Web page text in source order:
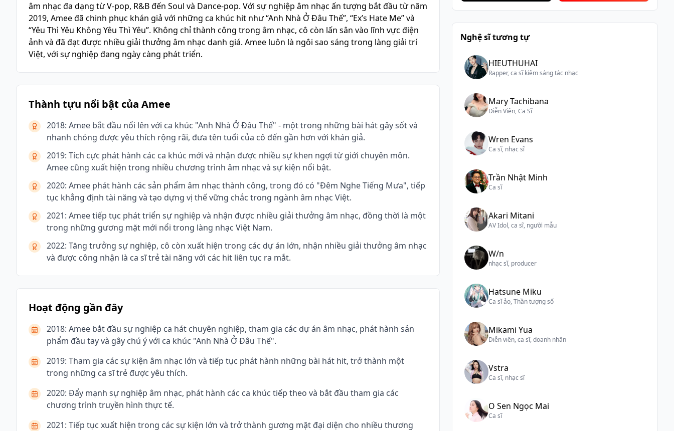
âm nhạc đa dạng từ V-pop, R&B đến Soul và Dance-pop. Với sự nghiệp âm nhạc ấn tượng bắt đầu từ năm
2019, Amee đã chinh phục khán giả với những ca khúc hit như “Anh Nhà Ở Đâu Thế”, “Ex’s Hate Me” và
“Yêu Thì Yêu Không Yêu Thì Yêu”. Không chỉ thành công trong âm nhạc, cô còn lấn sân vào lĩnh vực điện
ảnh và đã đạt được nhiều giải thưởng âm nhạc danh giá. Amee luôn là ngôi sao sáng trong làng giải trí
Việt, với sự nghiệp đang ngày càng phát triển.
Thành tựu nổi bật của Amee
2018: Amee bắt đầu nổi lên với ca khúc "Anh Nhà Ở Đâu Thế" - một trong những bài hát gây sốt và
nhanh chóng được yêu thích rộng rãi, đưa tên tuổi của cô đến gần hơn với khán giả.
2019: Tích cực phát hành các ca khúc mới và nhận được nhiều sự khen ngợi từ giới chuyên môn.
Amee cũng xuất hiện trong nhiều chương trình âm nhạc và sự kiện nổi bật.
2020: Amee phát hành các sản phẩm âm nhạc thành công, trong đó có "Đêm Nghe Tiếng Mưa", tiếp
tục khẳng định tài năng và tạo dựng vị thế vững chắc trong ngành âm nhạc Việt.
2021: Amee tiếp tục phát triển sự nghiệp và nhận được nhiều giải thưởng âm nhạc, đồng thời là một
trong những gương mặt mới nổi trong làng nhạc Việt Nam.
2022: Tăng trưởng sự nghiệp, cô còn xuất hiện trong các dự án lớn, nhận nhiều giải thưởng âm nhạc
và được công nhận là ca sĩ trẻ tài năng với các hit liên tục ra mắt.
Hoạt động gần đây
2018: Amee bắt đầu sự nghiệp ca hát chuyên nghiệp, tham gia các dự án âm nhạc, phát hành sản
phẩm đầu tay và gây chú ý với ca khúc "Anh Nhà Ở Đâu Thế".
2019: Tham gia các sự kiện âm nhạc lớn và tiếp tục phát hành những bài hát hit, trở thành một
trong những ca sĩ trẻ được yêu thích.
2020: Đẩy mạnh sự nghiệp âm nhạc, phát hành các ca khúc tiếp theo và bắt đầu tham gia các
chương trình truyền hình thực tế.
2021: Tiếp tục xuất hiện trong các sự kiện lớn và trở thành gương mặt đại diện cho nhiều thương
Nghệ sĩ tương tự
HIEUTHUHAI
Rapper, ca sĩ kiêm sáng tác nhạc
Mary Tachibana
Diễn Viên, Ca Sĩ
Wren Evans
Ca sĩ, nhạc sĩ
Trần Nhật Minh
Ca sĩ
Akari Mitani
AV Idol, ca sĩ, người mẫu
W/n
nhạc sĩ, producer
Hatsune Miku
Ca sĩ ảo, Thần tượng số
Mikami Yua
Diễn viên, ca sĩ, doanh nhân
Vstra
Ca sĩ, nhạc sĩ
O Sen Ngọc Mai
Ca sĩ